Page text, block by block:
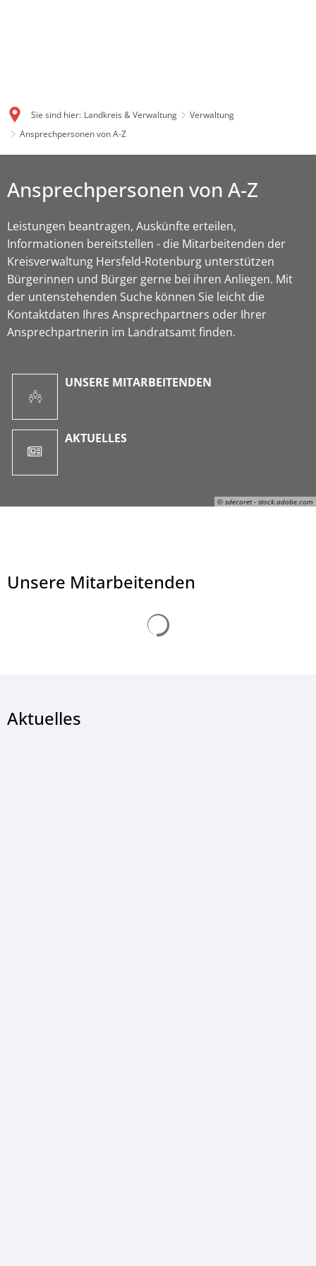
Sie sind hier: Landkreis & Verwaltung
Verwaltung
Ansprechpersonen von A-Z
© sdecoret - stock.adobe.com
Ansprechpersonen von A-Z
Leistungen beantragen, Auskünfte erteilen,
Informationen bereitstellen - die Mitarbeitenden der
Kreisverwaltung Hersfeld-Rotenburg unterstützen
Bürgerinnen und Bürger gerne bei ihren Anliegen. Mit
der untenstehenden Suche können Sie leicht die
Kontaktdaten Ihres Ansprechpartners oder Ihrer
Ansprechpartnerin im Landratsamt finden.
UNSERE MITARBEITENDEN
AKTUELLES
Unsere Mitarbeitenden
Aktuelles